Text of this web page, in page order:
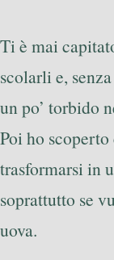
Ti è mai
scolarli e,
un po’ torbido
Poi ho
trasformarsi in
soprattutto se
uova.